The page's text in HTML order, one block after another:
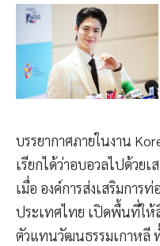
บรรยากาศภายในงาน
เรียกได้ว่าอบอวลไปด้วย
เมื่อ องค์การส่งเสริมการ
ประเทศไทย เปิดพื้นที่ให้
ตัวแทนวัฒนธรรมเกาหลี